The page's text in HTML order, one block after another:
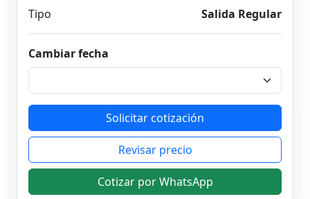
Tipo
Salida Regular
Cambiar fecha
Solicitar cotización
Revisar precio
Cotizar por WhatsApp